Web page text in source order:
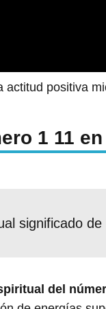
actitud positiva
1 11
significado
del